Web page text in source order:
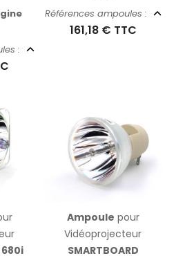
:
Références ampoules :
161,18 € TTC
680i
Ampoule pour
Vidéoprojecteur
SMARTBOARD